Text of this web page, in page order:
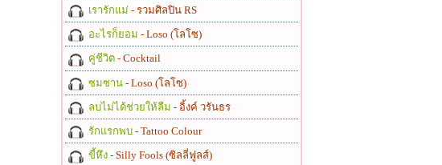
เรารักแม่ - รวมศิลปิน RS
อะไรก็ยอม - Loso (โลโซ)
คู่ชีวิต - Cocktail
ซมซาน - Loso (โลโซ)
ลบไม่ได้ช่วยให้ลืม - อิ้งค์ วรันธร
รักแรกพบ - Tattoo Colour
ขี้หึง - Silly Fools (ซิลลี่ฟูลส์)